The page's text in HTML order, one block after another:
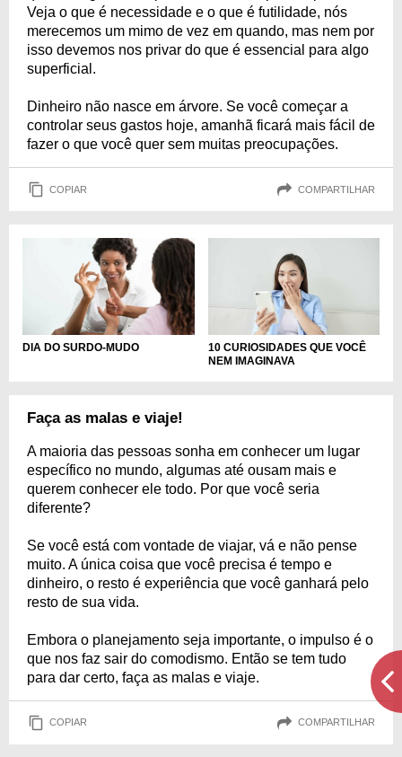
Veja o que é necessidade e o que é futilidade, nós
merecemos um mimo de vez em quando, mas nem por
isso devemos nos privar do que é essencial para algo
superficial.
Dinheiro não nasce em árvore. Se você começar a
controlar seus gastos hoje, amanhã ficará mais fácil de
fazer o que você quer sem muitas preocupações.
COPIAR COMPARTILHAR
DIA DO SURDO-MUDO
10 CURIOSIDADES QUE VOCÊ
NEM IMAGINAVA
Faça as malas e viaje!
A maioria das pessoas sonha em conhecer um lugar
específico no mundo, algumas até ousam mais e
querem conhecer ele todo. Por que você seria
diferente?
Se você está com vontade de viajar, vá e não pense
muito. A única coisa que você precisa é tempo e
dinheiro, o resto é experiência que você ganhará pelo
resto de sua vida.
Embora o planejamento seja importante, o impulso é o
que nos faz sair do comodismo. Então se tem tudo
para dar certo, faça as malas e viaje.
COPIAR COMPARTILHAR